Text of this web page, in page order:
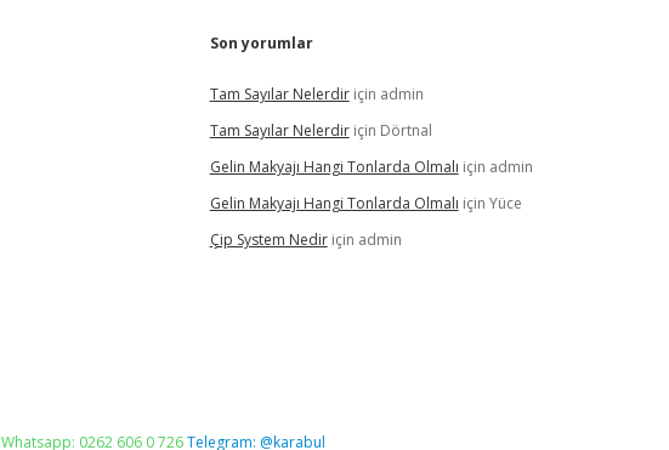
Son yorumlar
Tam Sayılar Nelerdiriçin admin
Tam Sayılar Nelerdiriçin Dörtnal
Gelin Makyajı Hangi Tonlarda Olmalı için admin
Gelin Makyajı Hangi Tonlarda Olmalı için Yüce
Çip System Nediriçin admin
Whatsapp: 0262 606 0 726Telegram: @karabul